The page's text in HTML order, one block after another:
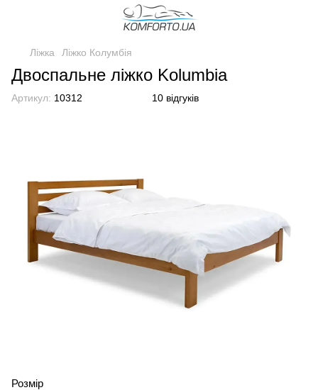
Ліжка Ліжко Колумбія
Двоспальне ліжко Kolumbia
Артикул: 10312 10 відгуків
Розмір